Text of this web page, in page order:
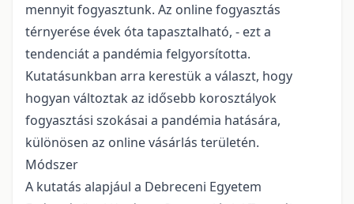
mennyit fogyasztunk. Az online fogyasztás
térnyerése évek óta tapasztalható, - ezt a
tendenciát a pandémia felgyorsította.
Kutatásunkban arra kerestük a választ, hogy
hogyan változtak az idősebb korosztályok
fogyasztási szokásai a pandémia hatására,
különösen az online vásárlás területén.
Módszer
A kutatás alapjául a Debreceni Egyetem